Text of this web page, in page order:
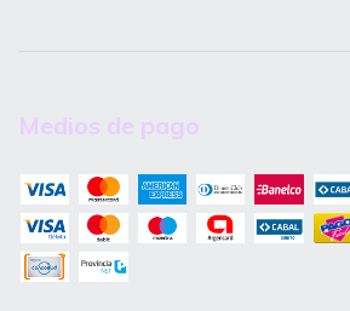
Medios de pago